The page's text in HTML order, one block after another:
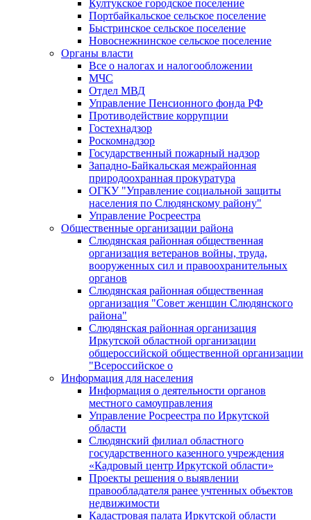
Култукское городское поселение
Портбайкальское сельское поселение
Быстринское сельское поселение
Новоснежнинское сельское поселение
Органы власти
Все о налогах и налогообложении
МЧС
Отдел МВД
Управление Пенсионного фонда РФ
Противодействие коррупции
Гостехнадзор
Роскомнадзор
Государственный пожарный надзор
Западно-Байкальская межрайонная
природоохранная прокуратура
ОГКУ "Управление социальной защиты
населения по Слюдянскому району"
Управление Росреестра
Общественные организации района
Слюдянская районная общественная
организация ветеранов войны, труда,
вооруженных сил и правоохранительных
органов
Слюдянская районная общественная
организация "Совет женщин Слюдянского
района"
Слюдянская районная организация
Иркутской областной организации
общероссийской общественной организации
"Всероссийское о
Информация для населения
Информация о деятельности органов
местного самоуправления
Управление Росреестра по Иркутской
области
Слюдянский филиал областного
государственного казенного учреждения
«Кадровый центр Иркутской области»
Проекты решения о выявлении
правообладателя ранее учтенных объектов
недвижимости
Кадастровая палата Иркутской области